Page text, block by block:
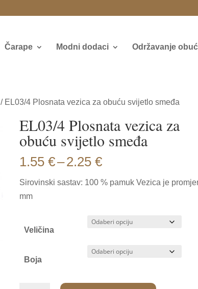
Čarape Modni dodaci Održavanje
/ EL03/4 Plosnata vezica za obuću svijetlo smeđa
EL03/4 Plosnata vezica za
obuću svijetlo smeđa
1.55€–2.25€Price
range:
1.55 €
2.25 €
Sirovinski sastav: 100 % pamuk Vezica je
mm
Veličina
Boja